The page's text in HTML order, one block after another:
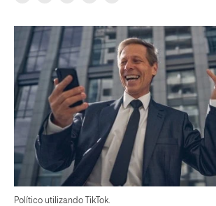
Político utilizando TikTok.